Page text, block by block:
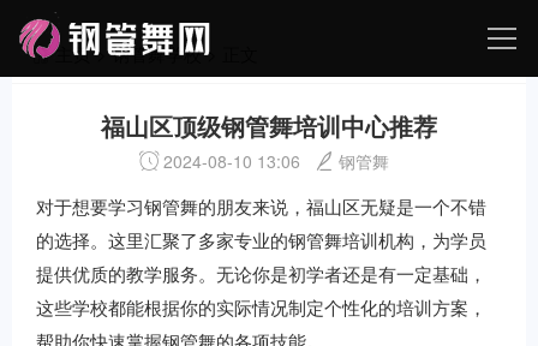
主页>钢管舞学校> 正文
福山区顶级钢管舞培训中心推荐
2024-08-10 13:06 钢管舞
对于想要学习钢管舞的朋友来说，福山区无疑是一个不错
的选择。这里汇聚了多家专业的钢管舞培训机构，为学员
提供优质的教学服务。无论你是初学者还是有一定基础，
这些学校都能根据你的实际情况制定个性化的培训方案，
帮助你快速掌握钢管舞的各项技能。